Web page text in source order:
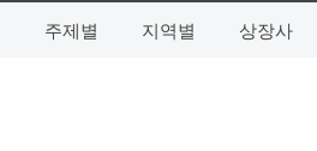
주제별 지역별 상장사